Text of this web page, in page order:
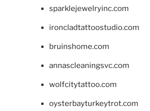
sparklejewelryinc.com
ironcladtattoostudio.com
bruinshome.com
annascleaningsvc.com
wolfcitytattoo.com
oysterbayturkeytrot.com